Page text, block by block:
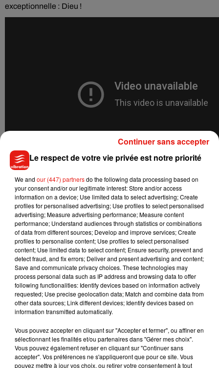
exceptionnelle : Dieu !
La saison 15 deSupernatural démarrera le 10 octobre
prochain sur la chaîneCW, aux États-Unis, et marquera donc
la fin de la série fantastique avec 20 ultimes épisodes très
attendus.
Musique
Julien Lieb s’essaye à la vie de chatelain
dans son nouveau clip
Le respect de votre vie privée est notre priorité
We and our (447) partnersdo the following data processing based on
your consent and/or our legitimate interest: Store and/or access
information on a device; Use limited data to select advertising; Create
profiles for personalised advertising; Use profiles to select personalised
advertising; Measure advertising performance; Measure content
performance; Understand audiences through statistics or combinations
of data from different sources; Develop and improve services; Create
profiles to personalise content; Use profiles to select personalised
content; Use limited data to select content; Ensure security, prevent and
detect fraud, and fix errors; Deliver and present advertising and content;
Save and communicate privacy choices. These technologies may
process personal data such as IP address and browsing data to offer
following functionalities: Identify devices based on information actively
requested; Use precise geolocation data; Match and combine data from
other data sources; Link different devices; Identify devices based on
information transmitted automatically.
Vous pouvez accepter en cliquant sur "Accepter et fermer", ou affiner en
sélectionnant les finalités et/ou partenaires dans "Gérer mes choix".
Vous pouvez également refuser en cliquant sur "Continuer sans
accepter". Vos préférences ne s'appliqueront que pour ce site. Vous
pouvez mettre à jour vos choix, ou retirer votre consentement à tout
Continuer sans accepter